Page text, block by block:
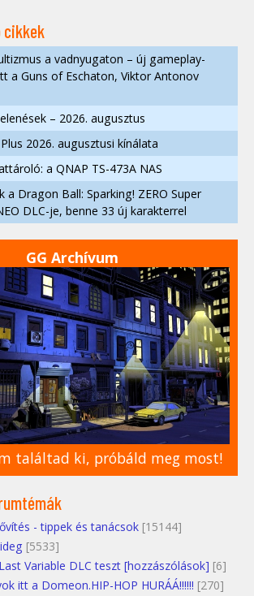
cikkek
a vadnyugaton – új gameplay-
a Guns of Eschaton, Viktor Antonov
– 2026. augusztus
2026. augusztusi kínálata
a QNAP TS-473A NAS
a Dragon Ball: Sparking! ZERO Super
DLC-je, benne 33 új karakterrel
GG Archívum
találtad ki, próbáld meg most!
- tippek és tanácsok [15144]
[5533]
Variable DLC teszt [hozzászólások] [6]
itt a Domeon.HIP-HOP HURÁÁ!!!!!! [270]